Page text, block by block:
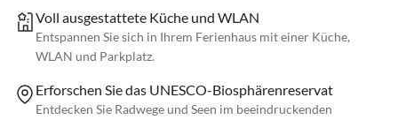
Voll ausgestattete Küche und WLAN
Entspannen Sie sich in Ihrem Ferienhaus mit einer Küche,
WLAN und Parkplatz.
Erforschen Sie das UNESCO-Biosphärenreservat
Entdecken Sie Radwege und Seen im beeindruckenden